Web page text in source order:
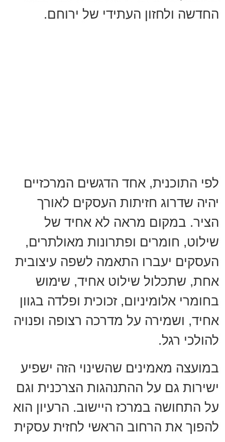
החדשה ולחזון העתידי של ירוחם.
לפי התוכנית, אחד הדגשים המרכזיים
יהיה שדרוג חזיתות העסקים לאורך
הציר. במקום מראה לא אחיד של
שילוט, חומרים ופתרונות מאולתרים,
העסקים יעברו התאמה לשפה עיצובית
אחת, שתכלול שילוט אחיד, שימוש
בחומרי אלומיניום, זכוכית ופלדה בגוון
אחיד, ושמירה על מדרכה רצופה ופנויה
להולכי רגל.
במועצה מאמינים שהשינוי הזה ישפיע
ישירות גם על ההתנהגות הצרכנית וגם
על התחושה במרכז היישוב. הרעיון הוא
להפוך את הרחוב הראשי לחזית עסקית